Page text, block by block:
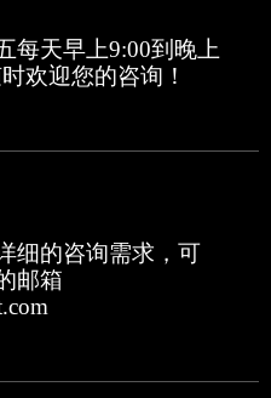
每天早上9:00到晚上
欢迎您的咨询！
细的咨询需求，可
邮箱